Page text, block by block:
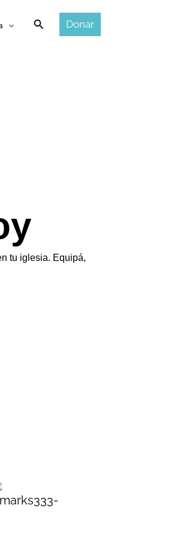
BuscarDonar
tu iglesia. Equipá,